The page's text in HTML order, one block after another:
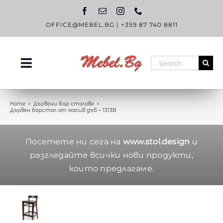
OFFICE@MEBEL.BG | +359 87 740 8811
Toggle
НАЧАЛО
OUTLET
ЗА НАС
КОНТАКТИ
Search
for:
Home
Дървени бар столове
Дървен барстол от масив дъб – 1313B
Посетете ни сега на www.stol.design и
разгледайте всички нови продукти,
които предлагаме.